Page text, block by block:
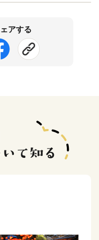
アする